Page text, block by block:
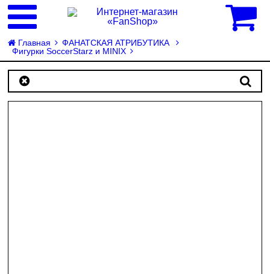
Главная
ФАНАТСКАЯ АТРИБУТИКА
Фигурки SoccerStarz и MINIX